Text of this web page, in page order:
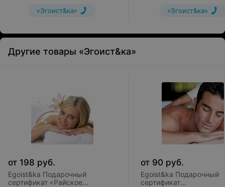
«Эгоист&ка» «Эгоист&ка»
Другие товары «Эгоист&ка»
от 198 руб.
Egoist&ka Подарочный
сертификат «Райское
от 90 руб.
Egoist&ka Подарочный
сертификат